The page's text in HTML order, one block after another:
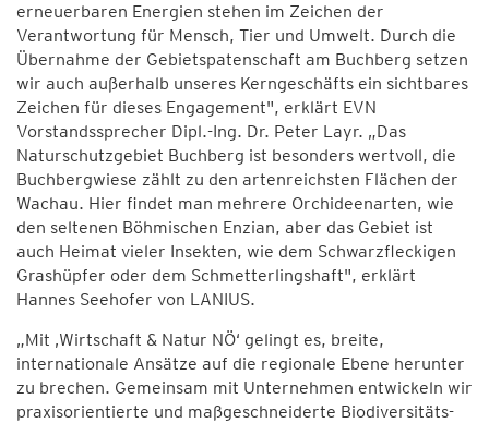
erneuerbaren Energien stehen im Zeichen der
Verantwortung für Mensch, Tier und Umwelt. Durch die
Übernahme der Gebietspatenschaft am Buchberg setzen
wir auch außerhalb unseres Kerngeschäfts ein sichtbares
Zeichen für dieses Engagement", erklärt EVN
Vorstandssprecher Dipl.-Ing. Dr. Peter Layr. „Das
Naturschutzgebiet Buchberg ist besonders wertvoll, die
Buchbergwiese zählt zu den artenreichsten Flächen der
Wachau. Hier findet man mehrere Orchideenarten, wie
den seltenen Böhmischen Enzian, aber das Gebiet ist
auch Heimat vieler Insekten, wie dem Schwarzfleckigen
Grashüpfer oder dem Schmetterlingshaft", erklärt
Hannes Seehofer von LANIUS.
„Mit ‚Wirtschaft & Natur NÖ‘ gelingt es, breite,
internationale Ansätze auf die regionale Ebene herunter
zu brechen. Gemeinsam mit Unternehmen entwickeln wir
praxisorientierte und maßgeschneiderte Biodiversitäts-